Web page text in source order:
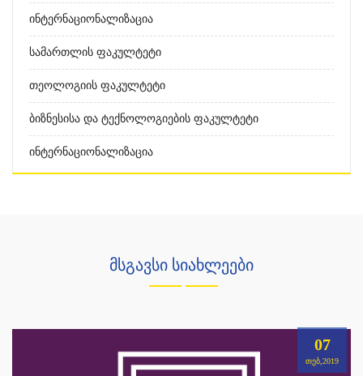
Ინტერნაციონალიზაცია
Სამართლის Ფაკულტეტი
Თეოლოგიის Ფაკულტეტი
Ბიზნესისა Და Ტექნოლოგიების Ფაკულტეტი
Ინტერნაციონალიზაცია
მსგავსი სიახლეები
07
ᲗᲔᲑ,2019